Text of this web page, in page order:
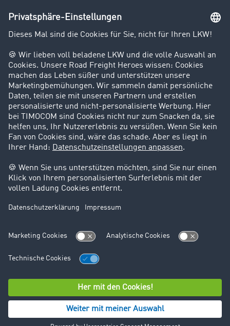
Unternehmen
Kunden werben Kunden
Success Stories
Karriere
Support
Kontakt
Rechtliches
Impressum
AGB
© TIMOCOM GmbH 2026. Alle Rechte vorbehalten